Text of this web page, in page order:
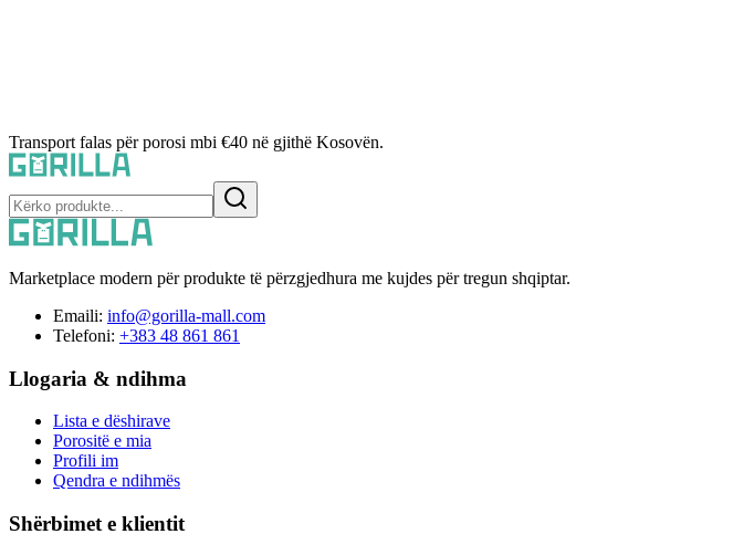
Transport falas për porosi mbi €40 në gjithë Kosovën.
Marketplace modern për produkte të përzgjedhura me kujdes për tregun shqiptar.
Emaili: info@gorilla-mall.com
Telefoni: +383 48 861 861
Llogaria & ndihma
Lista e dëshirave
Porositë e mia
Profili im
Qendra e ndihmës
Shërbimet e klientit